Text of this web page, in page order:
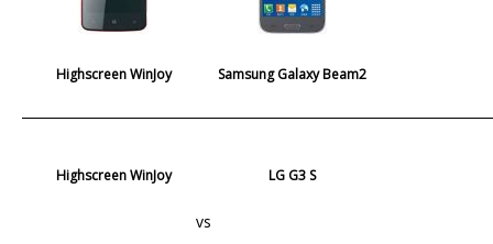
Highscreen WinJoy Samsung Galaxy Beam2
Highscreen WinJoy
vs
LG G3 S